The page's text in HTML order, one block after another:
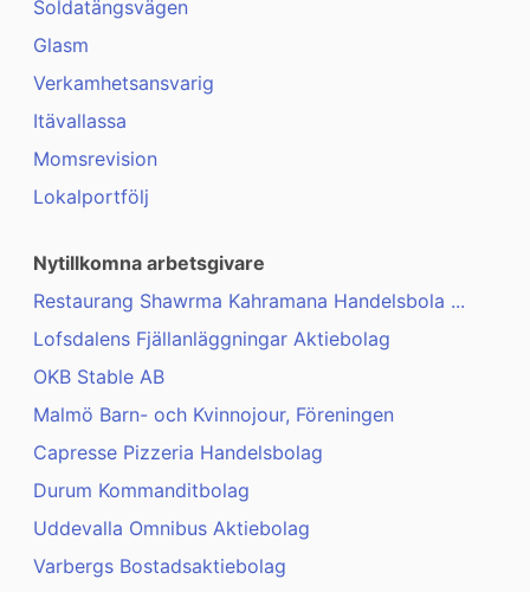
Soldatängsvägen
Glasm
Verkamhetsansvarig
Itävallassa
Momsrevision
Lokalportfölj
Nytillkomna arbetsgivare
Restaurang Shawrma Kahramana Handelsbola ...
Lofsdalens Fjällanläggningar Aktiebolag
OKB Stable AB
Malmö Barn- och Kvinnojour, Föreningen
Capresse Pizzeria Handelsbolag
Durum Kommanditbolag
Uddevalla Omnibus Aktiebolag
Varbergs Bostadsaktiebolag